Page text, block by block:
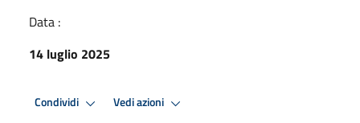
Data :
14 luglio 2025
Condividi Vedi azioni